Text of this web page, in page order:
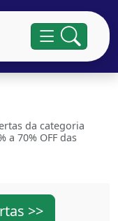
da categoria
a 70% OFF das
>>